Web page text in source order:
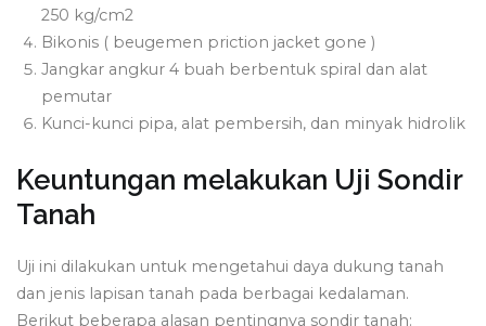
250 kg/cm2
Bikonis ( beugemen priction jacket gone )
Jangkar angkur 4 buah berbentuk spiral dan alat
pemutar
Kunci-kunci pipa, alat pembersih, dan minyak hidrolik
Keuntungan melakukan Uji Sondir
Tanah
Uji ini dilakukan untuk mengetahui daya dukung tanah
dan jenis lapisan tanah pada berbagai kedalaman.
Berikut beberapa alasan pentingnya sondir tanah: